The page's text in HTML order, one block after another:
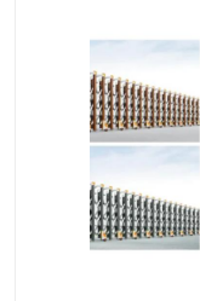
升降门系列
小门系列